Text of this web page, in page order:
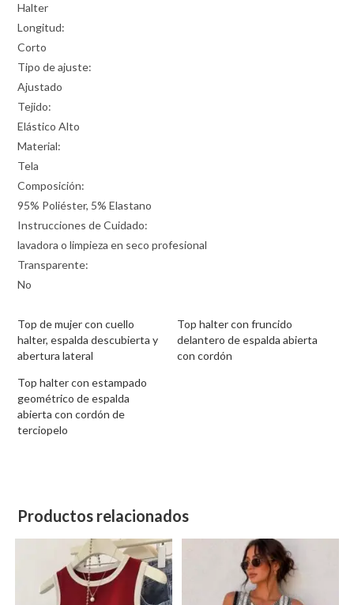
Halter
Longitud:
Corto
Tipo de ajuste:
Ajustado
Tejido:
Elástico Alto
Material:
Tela
Composición:
95% Poliéster, 5% Elastano
Instrucciones de Cuidado:
lavadora o limpieza en seco profesional
Transparente:
No
Top de mujer con cuello
halter, espalda descubierta y
abertura lateral
Top halter con fruncido
delantero de espalda abierta
con cordón
Top halter con estampado
geométrico de espalda
abierta con cordón de
terciopelo
Productos relacionados